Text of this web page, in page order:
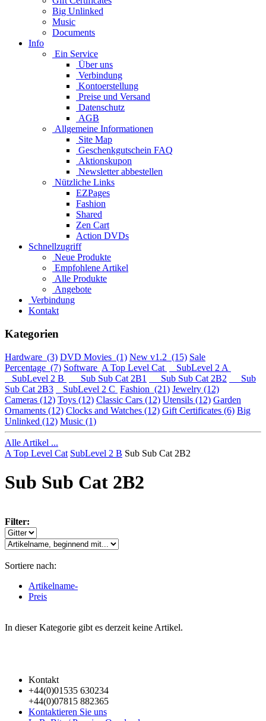
Big Unlinked
Music
Documents
Info
Ein Service
Über uns
Verbindung
Kontoerstellung
Preise und Versand
Datenschutz
AGB
Allgemeine Informationen
Site Map
Geschenkgutschein FAQ
Aktionskupon
Newsletter abbestellen
Nützliche Links
EZPages
Fashion
Shared
Zen Cart
Action DVDs
Schnellzugriff
Neue Produkte
Empfohlene Artikel
Alle Produkte
Angebote
Verbindung
Kontakt
Kategorien
Hardware (3) DVD Movies (1) New v1.2 (15) Sale
Percentage (7) Software A Top Level Cat
SubLevel 2 A
SubLevel 2 B
Sub Sub Cat 2B1 Sub Sub Cat 2B2
Sub
Sub Cat 2B3
SubLevel 2 C Fashion (21) Jewelry (12)
Cameras (12) Toys (12) Classic Cars (12) Utensils (12) Garden
Ornaments (12) Clocks and Watches (12) Gift Certificates (6) Big
Unlinked (12) Music (1)
Alle Artikel ...
A Top Level Cat SubLevel 2 B Sub Sub Cat 2B2
Sub Sub Cat 2B2
Filter:
Sortiere nach:
Artikelname-
Preis
In dieser Kategorie gibt es derzeit keine Artikel.
Kontakt
+44(0)01535 630234
+44(0)07815 882365
Kontaktieren Sie uns